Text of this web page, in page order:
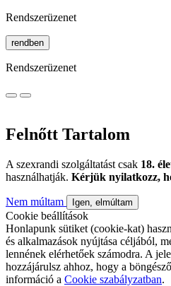
Rendszerüzenet
rendben
Rendszerüzenet
Felnőtt Tartalom
A szexrandi szolgáltatást csak 18.
használhatják. Kérjük nyilatkozz,
Nem múltam Igen, elmúltam
Cookie beállítások
Honlapunk sütiket (cookie-kat)
és alkalmazások nyújtása céljából,
lennének elérhetőek számodra. A
hozzájárulsz ahhoz, hogy a
információ a Cookie szabályzatban.